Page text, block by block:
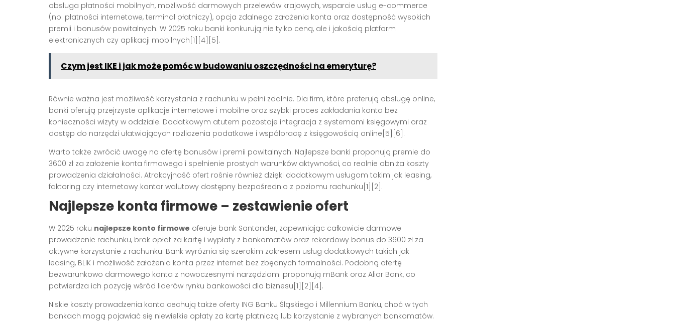
obsługa płatności mobilnych, możliwość darmowych przelewów krajowych, wsparcie usług e-commerce
(np. płatności internetowe, terminal płatniczy), opcja zdalnego założenia konta oraz dostępność wysokich
premii i bonusów powitalnych. W 2025 roku banki konkurują nie tylko ceną, ale i jakością platform
elektronicznych czy aplikacji mobilnych[1][4][5].
Czym jest IKE i jak może pomóc w budowaniu oszczędności na emeryturę?
Równie ważna jest możliwość korzystania z rachunku w pełni zdalnie. Dla firm, które preferują obsługę online,
banki oferują przejrzyste aplikacje internetowe i mobilne oraz szybki proces zakładania konta bez
konieczności wizyty w oddziale. Dodatkowym atutem pozostaje integracja z systemami księgowymi oraz
dostęp do narzędzi ułatwiających rozliczenia podatkowe i współpracę z księgowością online[5][6].
Warto także zwrócić uwagę na ofertę bonusów i premii powitalnych. Najlepsze banki proponują premie do
3600 zł za założenie konta firmowego i spełnienie prostych warunków aktywności, co realnie obniża koszty
prowadzenia działalności. Atrakcyjność ofert rośnie również dzięki dodatkowym usługom takim jak leasing,
faktoring czy internetowy kantor walutowy dostępny bezpośrednio z poziomu rachunku[1][2].
Najlepsze konta firmowe – zestawienie ofert
W 2025 roku najlepsze konto firmowe oferuje bank Santander, zapewniając całkowicie darmowe
prowadzenie rachunku, brak opłat za kartę i wypłaty z bankomatów oraz rekordowy bonus do 3600 zł za
aktywne korzystanie z rachunku. Bank wyróżnia się szerokim zakresem usług dodatkowych takich jak
leasing, BLIK i możliwość założenia konta przez internet bez zbędnych formalności. Podobną ofertę
bezwarunkowo darmowego konta z nowoczesnymi narzędziami proponują mBank oraz Alior Bank, co
potwierdza ich pozycję wśród liderów rynku bankowości dla biznesu[1][2][4].
Niskie koszty prowadzenia konta cechują także oferty ING Banku Śląskiego i Millennium Banku, choć w tych
bankach mogą pojawiać się niewielkie opłaty za kartę płatniczą lub korzystanie z wybranych bankomatów.